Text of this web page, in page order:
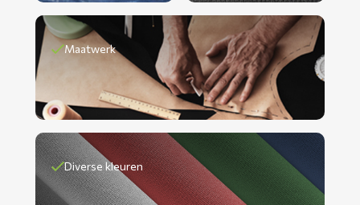
Maatwerk
Diverse kleuren